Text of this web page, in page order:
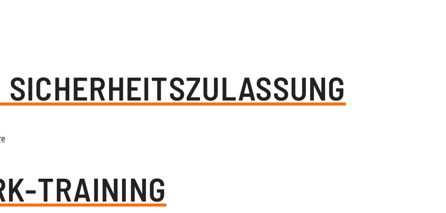
TRAINING